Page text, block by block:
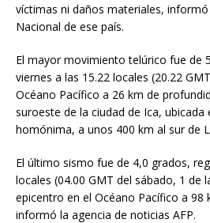
víctimas ni daños materiales,
Nacional de ese país.
El mayor movimiento telúrico fue de
viernes a las 15.22 locales (20.22
Océano Pacífico a 26 km de
suroeste de la ciudad de Ica,
homónima, a unos 400 km al sur de
El último sismo fue de 4,0 grados,
locales (04.00 GMT del sábado, 1 de
epicentro en el Océano Pacífico a 98
informó la agencia de noticias AFP.